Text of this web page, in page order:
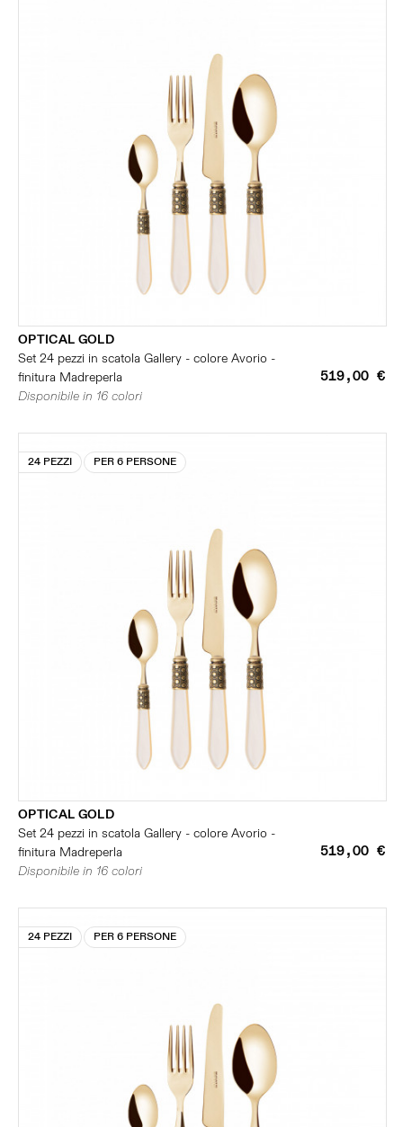
OPTICAL GOLD
Set 24 pezzi in scatola Gallery - colore Avorio -
finitura Madreperla
519,00 €
Disponibile in 16 colori
24 PEZZI PER 6 PERSONE
OPTICAL GOLD
Set 24 pezzi in scatola Gallery - colore Avorio -
finitura Madreperla
519,00 €
Disponibile in 16 colori
24 PEZZI PER 6 PERSONE